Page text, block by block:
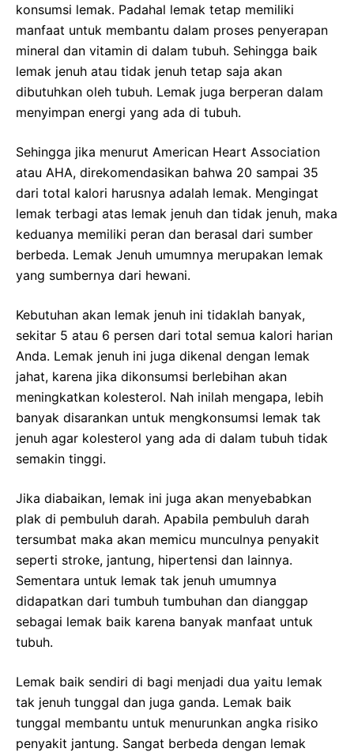
konsumsi lemak. Padahal lemak tetap memiliki
manfaat untuk membantu dalam proses penyerapan
mineral dan vitamin di dalam tubuh. Sehingga baik
lemak jenuh atau tidak jenuh tetap saja akan
dibutuhkan oleh tubuh. Lemak juga berperan dalam
menyimpan energi yang ada di tubuh.
Sehingga jika menurut American Heart Association
atau AHA, direkomendasikan bahwa 20 sampai 35
dari total kalori harusnya adalah lemak. Mengingat
lemak terbagi atas lemak jenuh dan tidak jenuh, maka
keduanya memiliki peran dan berasal dari sumber
berbeda. Lemak Jenuh umumnya merupakan lemak
yang sumbernya dari hewani.
Kebutuhan akan lemak jenuh ini tidaklah banyak,
sekitar 5 atau 6 persen dari total semua kalori harian
Anda. Lemak jenuh ini juga dikenal dengan lemak
jahat, karena jika dikonsumsi berlebihan akan
meningkatkan kolesterol. Nah inilah mengapa, lebih
banyak disarankan untuk mengkonsumsi lemak tak
jenuh agar kolesterol yang ada di dalam tubuh tidak
semakin tinggi.
Jika diabaikan, lemak ini juga akan menyebabkan
plak di pembuluh darah. Apabila pembuluh darah
tersumbat maka akan memicu munculnya penyakit
seperti stroke, jantung, hipertensi dan lainnya.
Sementara untuk lemak tak jenuh umumnya
didapatkan dari tumbuh tumbuhan dan dianggap
sebagai lemak baik karena banyak manfaat untuk
tubuh.
Lemak baik sendiri di bagi menjadi dua yaitu lemak
tak jenuh tunggal dan juga ganda. Lemak baik
tunggal membantu untuk menurunkan angka risiko
penyakit jantung. Sangat berbeda dengan lemak